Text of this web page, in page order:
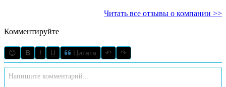
Читать все отзывы о компании >>
Комментируйте
😊 B I U Цитата ↶ ↷